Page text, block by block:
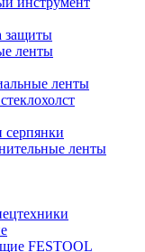
защиты
ленты
ленты
серпянки
ленты
FESTOOL